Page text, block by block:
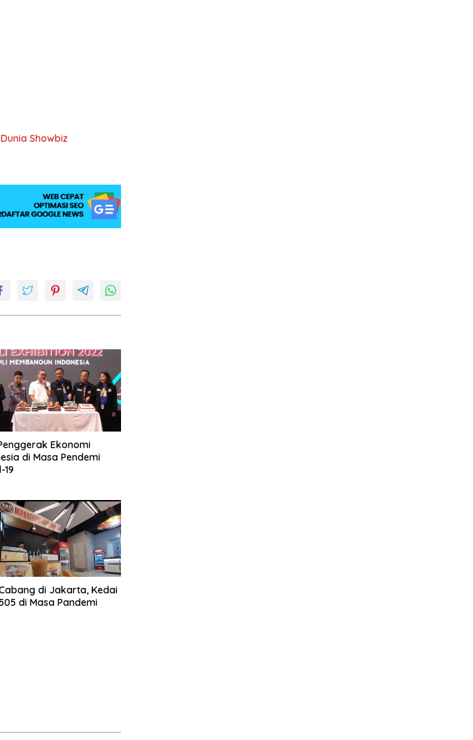
di Dunia Showbiz
Ekonomi
di Masa Pendemi
19
di Jakarta, Kedai
di Masa Pandemi